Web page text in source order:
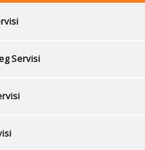
Servisi